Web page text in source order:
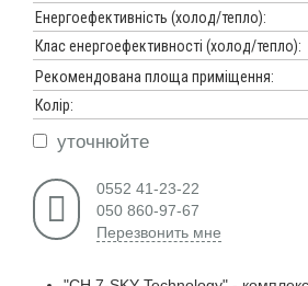
Енергоефективність (холод/тепло):
Клас енергоефективності (холод/тепло):
Рекомендована площа приміщення:
Колір:
уточнюйте
0552 41-23-22
050 860-97-67
Перезвонить мне